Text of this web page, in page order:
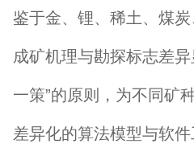
鉴于金、锂、稀土、煤
成矿机理与勘探标志差
一策”的原则，为不同矿
差异化的算法模型与软